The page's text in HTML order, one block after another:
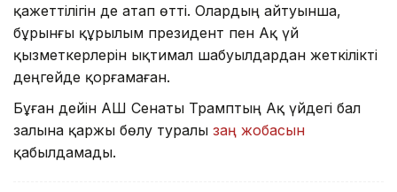
қажеттілігін де атап өтті. Олардың айтуынша,
бұрынғы құрылым президент пен Ақ үй
қызметкерлерін ықтимал шабуылдардан жеткілікті
деңгейде қорғамаған.
Бұған дейін АҚШ Сенаты Трамптың Ақ үйдегі бал
залына қаржы бөлу туралы заң жобасын
қабылдамады.